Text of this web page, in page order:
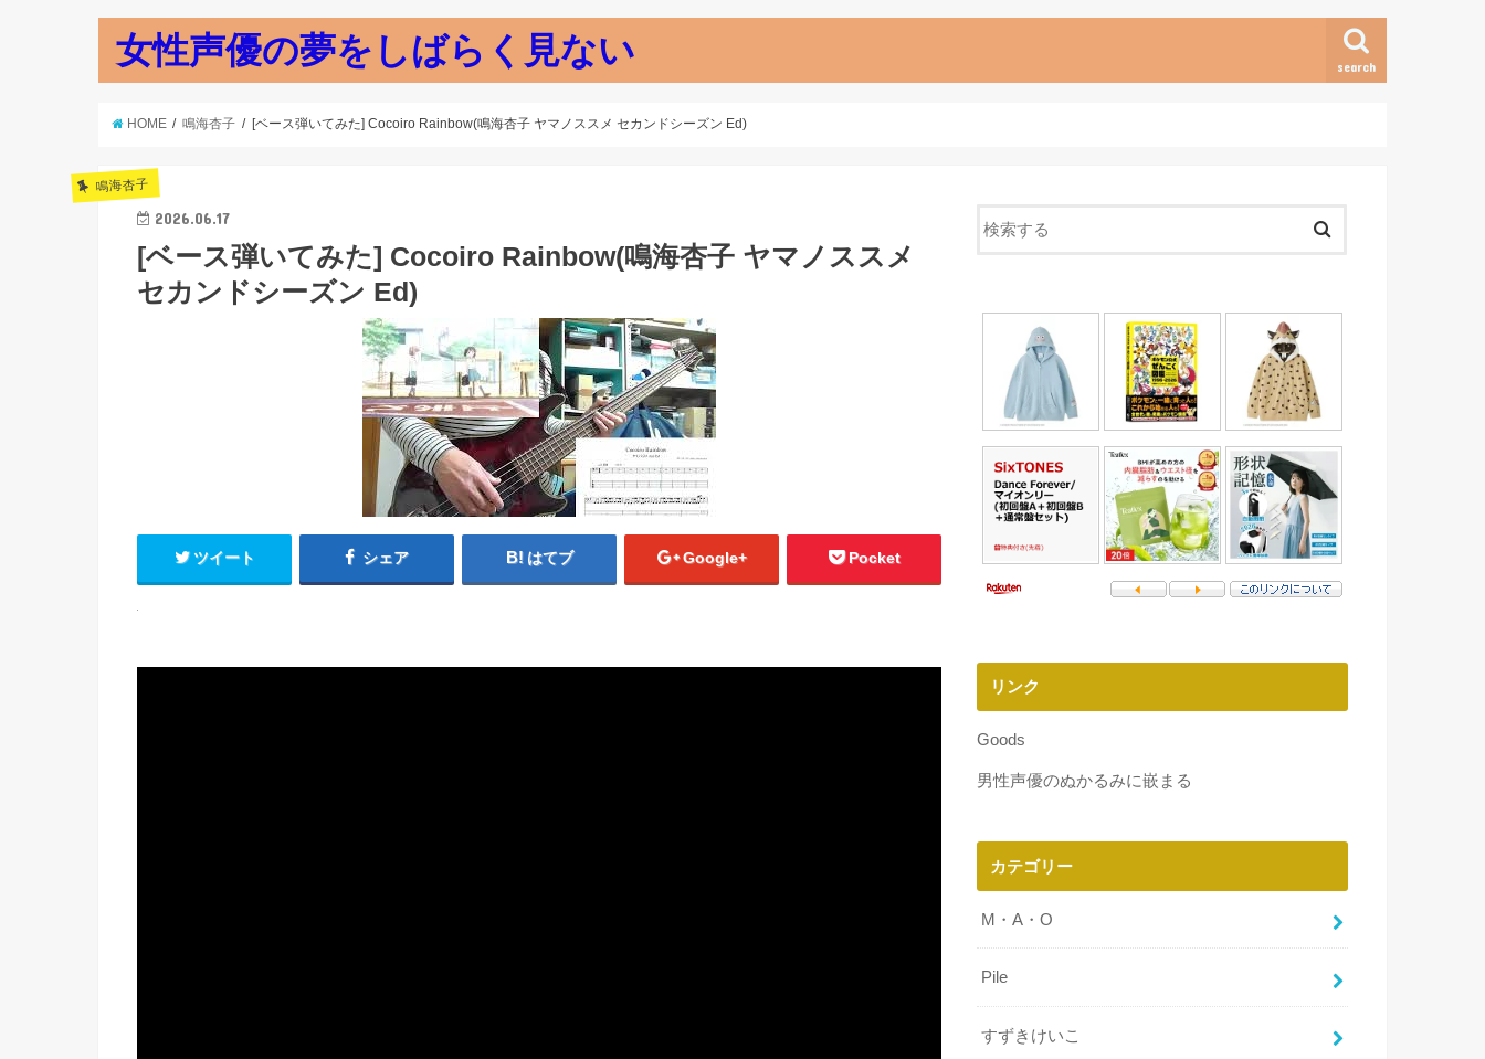
女性声優の夢をしばらく見ない search
HOME 鳴海杏子 [ベース弾いてみた] Cocoiro Rainbow(鳴海杏子 ヤマノススメ セカンドシーズン Ed)
鳴海杏子
2026.06.17
[ベース弾いてみた] Cocoiro Rainbow(鳴海杏子 ヤマノススメ
セカンドシーズン Ed)
ツイート シェア はてブ Google+ Pocket
リンク
Goods
男性声優のぬかるみに嵌まる
カテゴリー
M・A・O
Pile
すずきけいこ